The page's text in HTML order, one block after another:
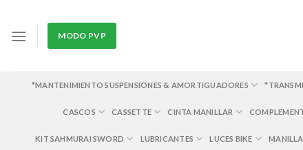
content
MODO PVP
*MANTENIMIENTO SUSPENSIONES & AMORTIGUADORES
CASCOS CASSETTE CINTA MANILLAR
KIT SAHMURAI SWORD LUBRICANTES LUCES BIKE